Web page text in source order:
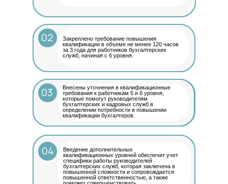
Закреплено требование повышения
квалификации в объеме не менее 120 часов
за 3 года для работников бухгалтерских
служб, начиная с 6 уровня.
02
Внесены уточнения в квалификационные
требования к работникам 5 и 6 уровня,
которые помогут руководителям
бухгалтерских и кадровых служб в
определении потребности в повышении
квалификации бухгалтеров.
03
Введение дополнительных
квалификационных уровней обеспечит учет
специфики работы руководителей
бухгалтерских служб, которая заключена в
повышенной сложности и сопровождается
повышенной ответственностью, а также
04